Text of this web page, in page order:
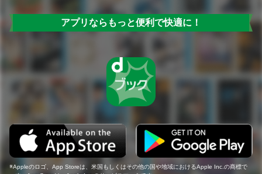
アプリならもっと便利で快適に！
Appleのロゴ、App Storeは、米国もしくはその他の国や地域におけるApple Inc.の商標で